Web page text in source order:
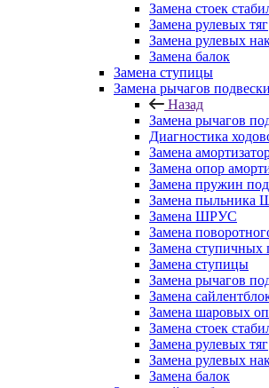
Замена стоек
Замена рулевых тяг
Замена рулевых
Замена балок
Замена ступицы
Замена рычагов подвески
Назад
Замена рычагов
Диагностика
Замена
Замена опор
Замена пружин
Замена пыльника
Замена ШРУС
Замена
Замена
Замена ступицы
Замена рычагов
Замена
Замена шаровых
Замена стоек
Замена рулевых тяг
Замена рулевых
Замена балок